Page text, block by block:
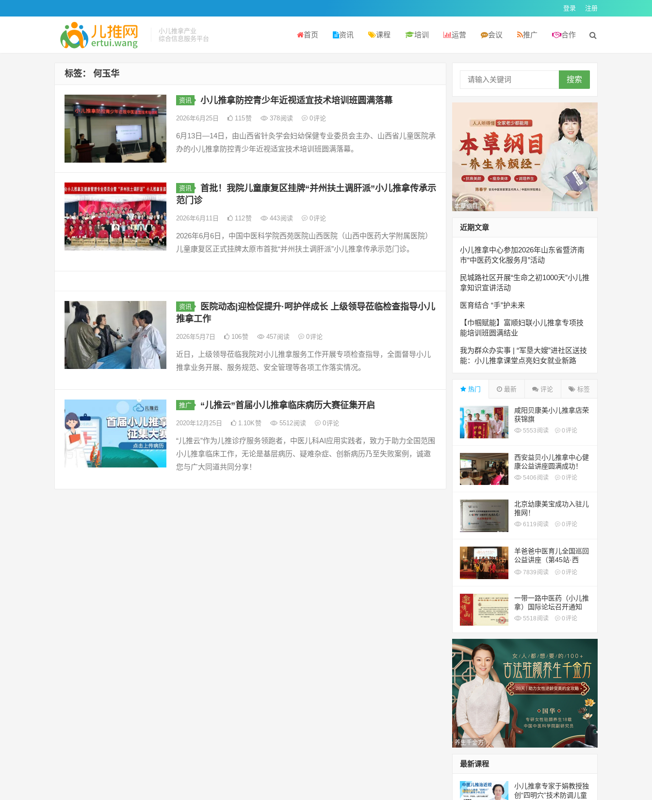
登录 注册
小儿推拿产业
综合信息服务平台
首页 资讯 课程 培训 运营 会议 推广 合作
标签： 何玉华
资讯 小儿推拿防控青少年近视适宜技术培训班圆满落幕
2026年6月25日 115赞 378阅读 0评论
6月13日—14日，由山西省针灸学会妇幼保健专业委员会主办、山西省儿童医院承
办的小儿推拿防控青少年近视适宜技术培训班圆满落幕。
资讯
首批！我院儿童康复区挂牌“并州扶土调肝派”小儿推拿传承示
范门诊
2026年6月11日 112赞 443阅读 0评论
2026年6月6日，中国中医科学院西苑医院山西医院（山西中医药大学附属医院）
儿童康复区正式挂牌太原市首批“并州扶土调肝派”小儿推拿传承示范门诊。
资讯
医院动态|迎检促提升·呵护伴成长 上级领导莅临检查指导小儿
推拿工作
2026年5月7日 106赞 457阅读 0评论
近日，上级领导莅临我院对小儿推拿服务工作开展专项检查指导，全面督导小儿
推拿业务开展、服务规范、安全管理等各项工作落实情况。
推广 “儿推云”首届小儿推拿临床病历大赛征集开启
2020年12月25日 1.10K 赞 5512阅读 0评论
“儿推云”作为儿推诊疗服务领跑者，中医儿科AI应用实践者，致力于助力全国范围
小儿推拿临床工作，无论是基层病历、疑难杂症、创新病历乃至失败案例，诚邀
您与广大同道共同分享！
搜索
本草纲目
近期文章
小儿推拿中心参加2026年山东省暨济南
市“中医药文化服务月”活动
民城路社区开展“生命之初1000天”小儿推
拿知识宣讲活动
医育结合 “手”护未来
【巾帼赋能】富顺妇联小儿推拿专项技
能培训班圆满结业
我为群众办实事 | “军垦大嫂”进社区送技
能：小儿推拿课堂点亮妇女就业新路
热门 最新 评论 标签
咸阳贝康美小儿推拿店荣
获锦旗
5553 阅读 0评论
西安益贝小儿推拿中心健
康公益讲座圆满成功！
5406 阅读 0评论
北京幼康美宝成功入驻儿
推网！
6119 阅读 0评论
羊爸爸中医育儿全国巡回
公益讲座（第45站·西
安）7839 阅读 0评论
一带一路中医药（小儿推
拿）国际论坛召开通知
5518 阅读 0评论
养生千金方
最新课程
小儿推拿专家于娟教授独
创“四明穴”技术防调儿童